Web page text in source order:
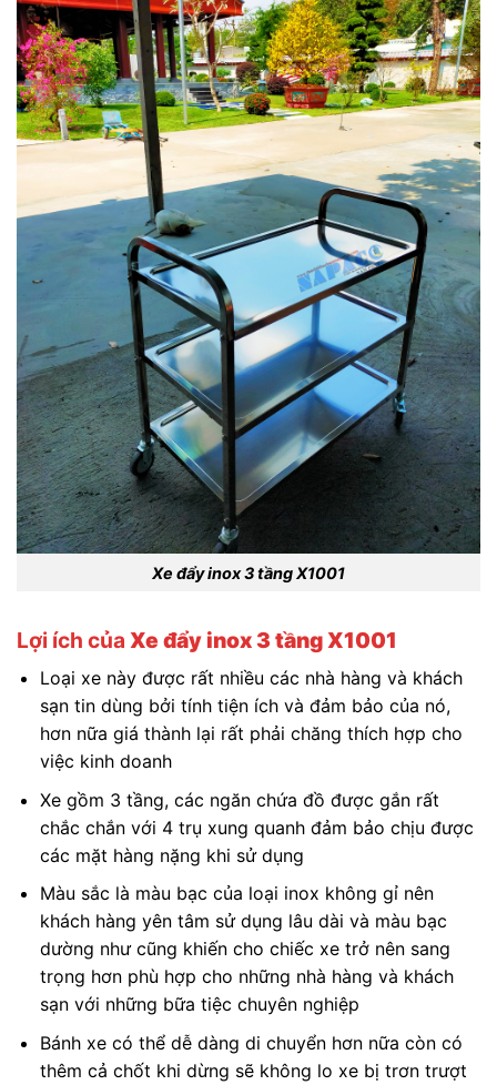
Xe đẩy inox 3 tầng X1001
Lợi ích của Xe đẩy inox 3 tầng X1001
Loại xe này được rất nhiều các nhà hàng và khách
sạn tin dùng bởi tính tiện ích và đảm bảo của nó,
hơn nữa giá thành lại rất phải chăng thích hợp cho
việc kinh doanh
Xe gồm 3 tầng, các ngăn chứa đồ được gắn rất
chắc chắn với 4 trụ xung quanh đảm bảo chịu được
các mặt hàng nặng khi sử dụng
Màu sắc là màu bạc của loại inox không gỉ nên
khách hàng yên tâm sử dụng lâu dài và màu bạc
dường như cũng khiến cho chiếc xe trở nên sang
trọng hơn phù hợp cho những nhà hàng và khách
sạn với những bữa tiệc chuyên nghiệp
Bánh xe có thể dễ dàng di chuyển hơn nữa còn có
thêm cả chốt khi dừng sẽ không lo xe bị trơn trượt